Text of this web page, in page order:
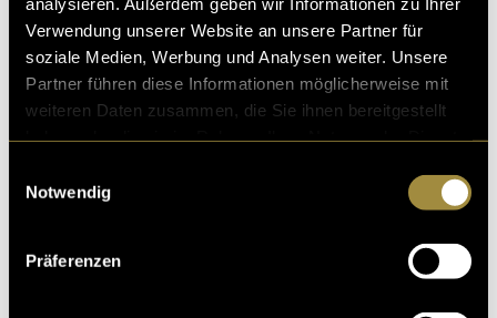
Verwendung unserer Website an unsere Partner für
soziale Medien, Werbung und Analysen weiter. Unsere
Partner führen diese Informationen möglicherweise mit
weiteren Daten zusammen, die Sie ihnen bereitgestellt
Notwendig
Präferenzen